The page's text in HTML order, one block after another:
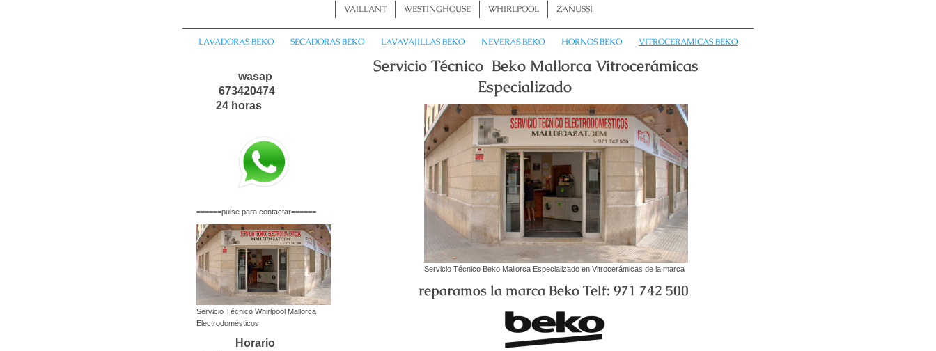
VAILLANT WESTINGHOUSE WHIRLPOOL ZANUSSI
LAVADORAS BEKO SECADORAS BEKO LAVAVAJILLAS BEKO NEVERAS BEKO HORNOS BEKO VITROCERAMICAS BEKO
Servicio Técnico Beko Mallorca Vitrocerámicas
Especializado
Servicio Técnico Beko Mallorca Especializado en Vitrocerámicas de la marca
reparamos la marca Beko Telf: 971 742 500
wasap
673420474
24 horas
======pulse para contactar======
Servicio Técnico Whirlpool Mallorca
Electrodomésticos
Horario